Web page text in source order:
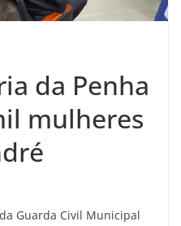
da Penha
mulheres
Guarda Civil Municipal